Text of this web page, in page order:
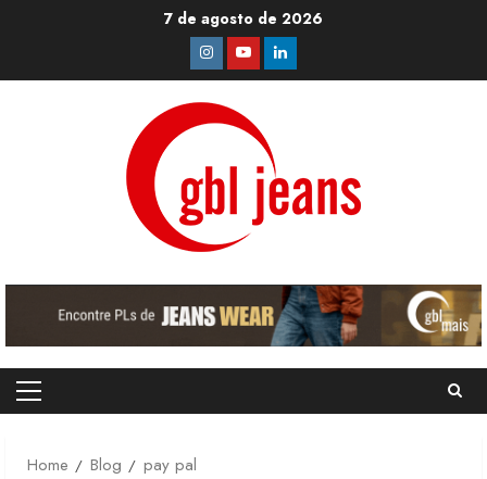
7 de agosto de 2026
Instagram
YoutubeLinkedin
Primary
Home
Blog pay pal